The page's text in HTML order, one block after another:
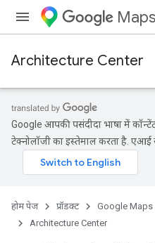
Architecture Center
Google आपकी पसंदीदा भाषा में
टेक्नोलॉजी का इस्तेमाल करता है. एआई
होम पेज प्रॉडक्ट Google Maps
Architecture Center